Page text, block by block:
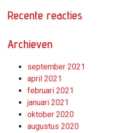
Recente reacties
Archieven
september 2021
april 2021
februari 2021
januari 2021
oktober 2020
augustus 2020